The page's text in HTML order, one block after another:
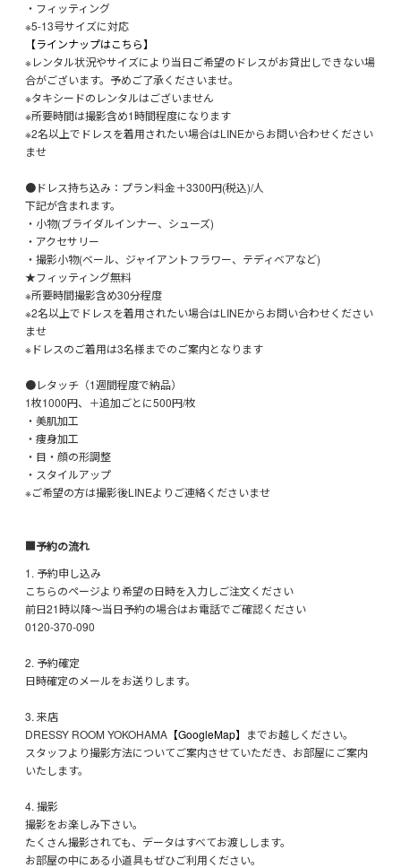
・フィッティング
※5-13号サイズに対応
【ラインナップはこちら】
※レンタル状況やサイズにより当日ご希望のドレスがお貸出しできない場
合がございます。予めご了承くださいませ。
※タキシードのレンタルはございません
※所要時間は撮影含め1時間程度になります
※2名以上でドレスを着用されたい場合はLINEからお問い合わせください
ませ
●ドレス持ち込み：プラン料金＋3300円(税込)/人
下記が含まれます。
・小物(ブライダルインナー、シューズ)
・アクセサリー
・撮影小物(ベール、ジャイアントフラワー、テディベアなど)
★フィッティング無料
※所要時間撮影含め30分程度
※2名以上でドレスを着用されたい場合はLINEからお問い合わせください
ませ
※ドレスのご着用は3名様までのご案内となります
●レタッチ（1週間程度で納品）
1枚1000円、＋追加ごとに500円/枚
・美肌加工
・痩身加工
・目・顔の形調整
・スタイルアップ
※ご希望の方は撮影後LINEよりご連絡くださいませ
■予約の流れ
1. 予約申し込み
こちらのページより希望の日時を入力しご注文ください
前日21時以降〜当日予約の場合はお電話でご確認ください
0120-370-090
2. 予約確定
日時確定のメールをお送りします。
3. 来店
DRESSY ROOM YOKOHAMA 【GoogleMap】 までお越しください。
スタッフより撮影方法についてご案内させていただき、お部屋にご案内
いたします。
4. 撮影
撮影をお楽しみ下さい。
たくさん撮影されても、データはすべてお渡しします。
お部屋の中にある小道具もぜひご利用ください。